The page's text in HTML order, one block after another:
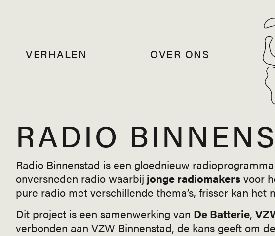
VERHALEN OVER ONS
RADIO
Radio Binnenstad is een gloednieuw
onversneden radio waarbij jonge radiomakersvoor
pure radio met verschillende thema’s, frisser kan het
Dit project is een samenwerking van De Batterie,
verbonden aan VZW Binnenstad, de kans geeft om